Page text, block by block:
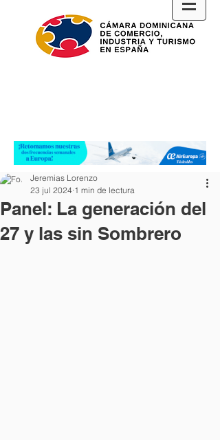
Panel: La generación del
27 y las sin Sombrero
Jeremias Lorenzo
23 jul 2024 1 min de lectura